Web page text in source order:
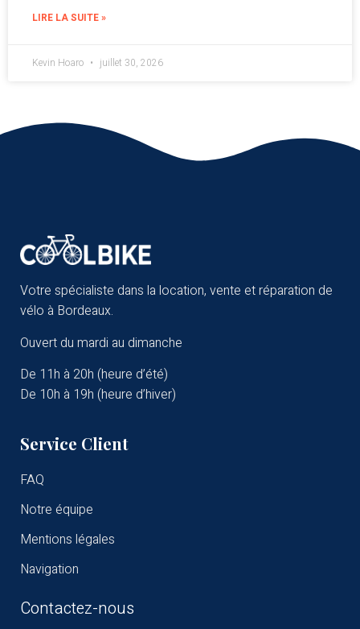
LIRE LA SUITE »
Kevin Hoaro juillet 30, 2026
Votre spécialiste dans la location, vente et réparation de
vélo à Bordeaux.
Ouvert du mardi au dimanche
De 11h à 20h (heure d’été)
De 10h à 19h (heure d’hiver)
Service Client
FAQ
Notre équipe
Mentions légales
Navigation
Contactez-nous